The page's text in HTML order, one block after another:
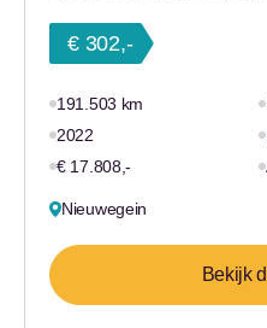
€ 302,-
191.503 km
2022
€ 17.808,-
Nieuwegein
Bekijk